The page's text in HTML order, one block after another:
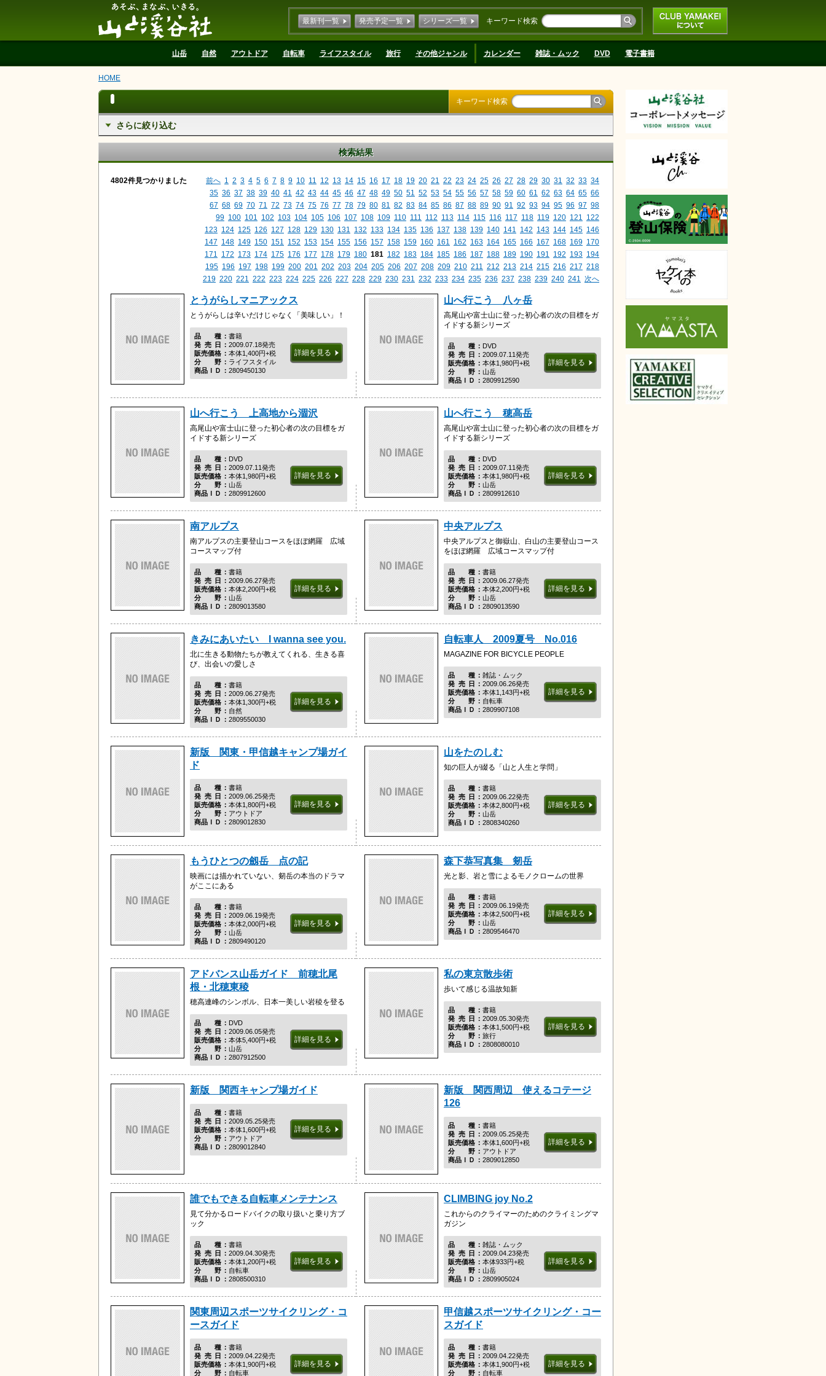
CLUB YAMAKEIにつ
いて
キーワード検索
最新刊一覧 発売予定一覧 シリーズ一覧
山岳 自然 アウトドア 自転車 ライフスタイル 旅行 その他ジャンル カレンダー 雑誌・ムック DVD 電子書籍
HOME
キーワード検索
さらに絞り込む
検索結果
4802件見つかりました 前へ 1 2 3 4 5 6 7 8 9 10 11 12 13 14 15 16 17 18 19 20 21 22 23 24 25 26 27 28 29 30 31 32 33 34
35 36 37 38 39 40 41 42 43 44 45 46 47 48 49 50 51 52 53 54 55 56 57 58 59 60 61 62 63 64 65 66
67 68 69 70 71 72 73 74 75 76 77 78 79 80 81 82 83 84 85 86 87 88 89 90 91 92 93 94 95 96 97 98
99 100 101 102 103 104 105 106 107 108 109 110 111 112 113 114 115 116 117 118 119 120 121
122
123 124 125 126 127 128 129 130 131 132 133 134 135 136 137 138 139 140 141 142 143 144 145 146
147 148 149 150 151 152 153 154 155 156 157 158 159 160 161 162 163 164 165 166 167 168 169 170
171
172 173 174 175 176 177 178 179 180 181 182 183 184 185 186 187 188 189 190 191 192 193 194
195 196 197 198 199 200 201 202 203 204 205 206 207 208 209 210 211 212 213 214 215 216 217 218
219 220 221 222 223 224 225 226 227 228 229 230 231 232 233 234 235 236 237 238 239 240 241 次へ
とうがらしマニアックス
とうがらしは辛いだけじゃなく「美味しい」！
品種書籍
発売日 2009.07.18発売
販売価格
本体1,400円+税
分野ライフスタイル
商品ＩＤ
2809450130
詳細を見る
山へ行こう 八ヶ岳
高尾山や富士山に登った初心者の次の目標をガ
イドする新シリーズ
品種DVD
発売日 2009.07.11発売
販売価格
本体1,980円+税
分野山岳
商品ＩＤ
2809912590
詳細を見る
山へ行こう 上高地から涸沢
高尾山や富士山に登った初心者の次の目標をガ
イドする新シリーズ
品種DVD
発売日 2009.07.11発売
販売価格
本体1,980円+税
分野山岳
商品ＩＤ
2809912600
詳細を見る
山へ行こう 穂高岳
高尾山や富士山に登った初心者の次の目標をガ
イドする新シリーズ
品種DVD
発売日 2009.07.11発売
販売価格
本体1,980円+税
分野山岳
商品ＩＤ
2809912610
詳細を見る
南アルプス
南アルプスの主要登山コースをほぼ網羅 広域
コースマップ付
品種書籍
発売日 2009.06.27発売
販売価格
本体2,200円+税
分野山岳
商品ＩＤ
2809013580
詳細を見る
中央アルプス
中央アルプスと御嶽山、白山の主要登山コース
をほぼ網羅 広域コースマップ付
品種書籍
発売日 2009.06.27発売
販売価格
本体2,200円+税
分野山岳
商品ＩＤ
2809013590
詳細を見る
きみにあいたい I wanna see you.
北に生きる動物たちが教えてくれる、生きる喜
び、出会いの愛しさ
品種書籍
発売日 2009.06.27発売
販売価格
本体1,300円+税
分野自然
商品ＩＤ
2809550030
詳細を見る
自転車人 2009夏号 No.016
MAGAZINE FOR BICYCLE PEOPLE
品種雑誌・ムック
発売日 2009.06.26発売
販売価格
本体1,143円+税
分野自転車
商品ＩＤ
2809907108
詳細を見る
新版 関東・甲信越キャンプ場ガイ
ド
品種書籍
発売日 2009.06.25発売
販売価格
本体1,800円+税
分野アウトドア
商品ＩＤ
2809012830
詳細を見る
山をたのしむ
知の巨人が綴る「山と人生と学問」
品種書籍
発売日 2009.06.22発売
販売価格
本体2,800円+税
分野山岳
商品ＩＤ
2808340260
詳細を見る
もうひとつの劔岳 点の記
映画には描かれていない、剱岳の本当のドラマ
がここにある
品種書籍
発売日 2009.06.19発売
販売価格
本体2,000円+税
分野山岳
商品ＩＤ
2809490120
詳細を見る
森下恭写真集 剱岳
光と影、岩と雪によるモノクロームの世界
品種書籍
発売日 2009.06.19発売
販売価格
本体2,500円+税
分野山岳
商品ＩＤ
2809546470
詳細を見る
アドバンス山岳ガイド 前穂北尾
根・北穂東稜
穂高連峰のシンボル、日本一美しい岩稜を登る
品種DVD
発売日 2009.06.05発売
販売価格
本体5,400円+税
分野山岳
商品ＩＤ
2807912500
詳細を見る
私の東京散歩術
歩いて感じる温故知新
品種書籍
発売日 2009.05.30発売
販売価格
本体1,500円+税
分野旅行
商品ＩＤ
2808080010
詳細を見る
新版 関西キャンプ場ガイド
品種書籍
発売日 2009.05.25発売
販売価格
本体1,600円+税
分野アウトドア
商品ＩＤ
2809012840
詳細を見る
新版 関西周辺 使えるコテージ
126
品種書籍
発売日 2009.05.25発売
販売価格
本体1,600円+税
分野アウトドア
商品ＩＤ
2809012850
詳細を見る
誰でもできる自転車メンテナンス
見て分かるロードバイクの取り扱いと乗り方ブ
ック
品種書籍
発売日 2009.04.30発売
販売価格
本体1,200円+税
分野自転車
商品ＩＤ
2808500310
詳細を見る
CLIMBING joy No.2
これからのクライマーのためのクライミングマ
ガジン
品種雑誌・ムック
発売日 2009.04.23発売
販売価格
本体933円+税
分野山岳
商品ＩＤ
2809905024
詳細を見る
関東周辺スポーツサイクリング・コ
ースガイド
品種書籍
発売日 2009.04.22発売
販売価格
本体1,900円+税
分野自転車
詳細を見る
甲信越スポーツサイクリング・コー
スガイド
品種書籍
発売日 2009.04.22発売
販売価格
本体1,900円+税
分野自転車
詳細を見る